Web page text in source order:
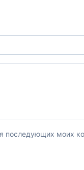
последующих моих